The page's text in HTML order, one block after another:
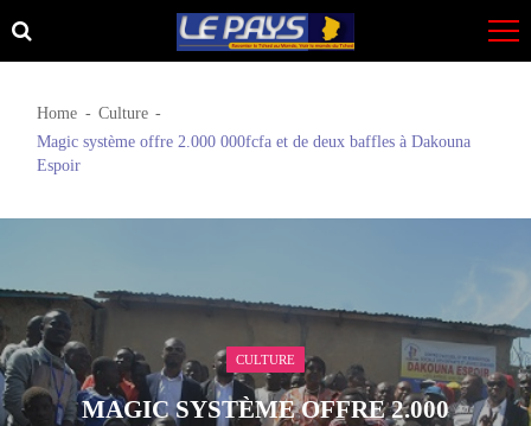
Skip
to
Skip
to
Home
Culture
Magic système offre 2.000 000fcfa et de deux baffles à Dakouna
Espoir
CULTURE
MAGIC SYSTÈME OFFRE 2.000